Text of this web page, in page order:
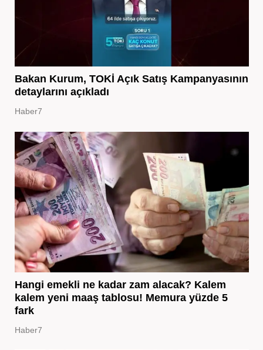
Bakan Kurum, TOKİ Açık Satış Kampanyasının
detaylarını açıkladı
Haber7
Hangi emekli ne kadar zam alacak? Kalem
kalem yeni maaş tablosu! Memura yüzde 5
fark
Haber7